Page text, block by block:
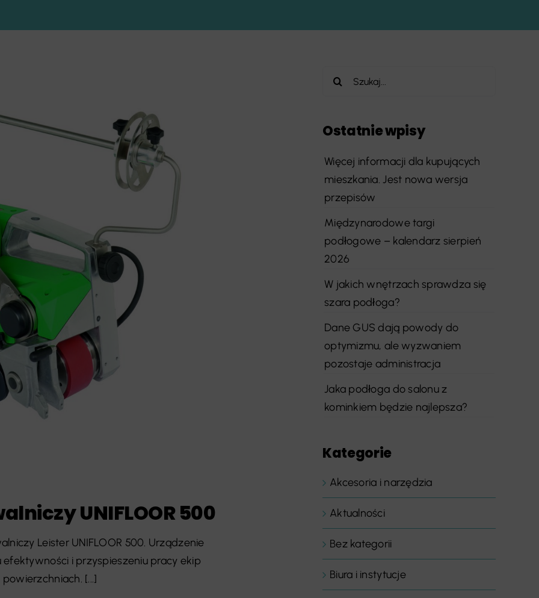
UNIFLOOR 500
Leister UNIFLOOR 500. Urządzenie
i przyspieszeniu pracy ekip
[...]
Szukaj
Ostatnie wpisy
Więcej informacji dla kupujących
mieszkania. Jest nowa wersja
przepisów
Międzynarodowe targi
podłogowe – kalendarz sierpień
2026
W jakich wnętrzach sprawdza się
szara podłoga?
Dane GUS dają powody do
optymizmu, ale wyzwaniem
pozostaje administracja
Jaka podłoga do salonu z
kominkiem będzie najlepsza?
Kategorie
Akcesoria i narzędzia
Aktualności
Bez kategorii
Biura i instytucje